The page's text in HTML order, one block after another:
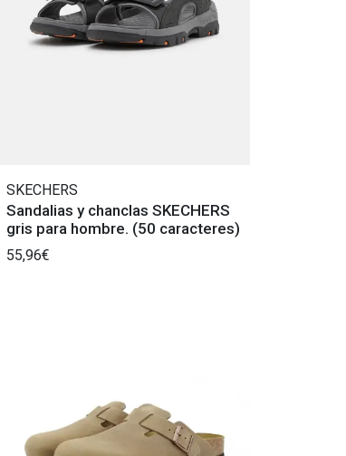
SKECHERS
Sandalias y chanclas SKECHERS
gris para hombre. (50 caracteres)
55,96€